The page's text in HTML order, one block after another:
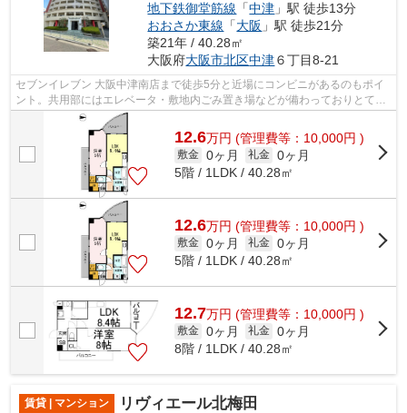
地下鉄御堂筋線 「中津 」駅 徒歩13分
おおさか東線 「大阪 」駅 徒歩21分
築21年 / 40.28㎡
大阪府大阪市北区中津６丁目8-21
セブンイレブン 大阪中津南店まで徒歩5分と近場にコンビニがあるのもポイ
ント。共用部にはエレベータ・敷地内ごみ置き場などが備わっておりとても
充実しています。風通しが良く、湿気...
12.6万円 (管理費等：10,000円 )
敷金 0ヶ月 礼金 0ヶ月
5階 / 1LDK / 40.28㎡
12.6万円 (管理費等：10,000円 )
敷金 0ヶ月 礼金 0ヶ月
5階 / 1LDK / 40.28㎡
12.7万円 (管理費等：10,000円 )
敷金 0ヶ月 礼金 0ヶ月
8階 / 1LDK / 40.28㎡
賃貸 | マンション リヴィエール北梅田